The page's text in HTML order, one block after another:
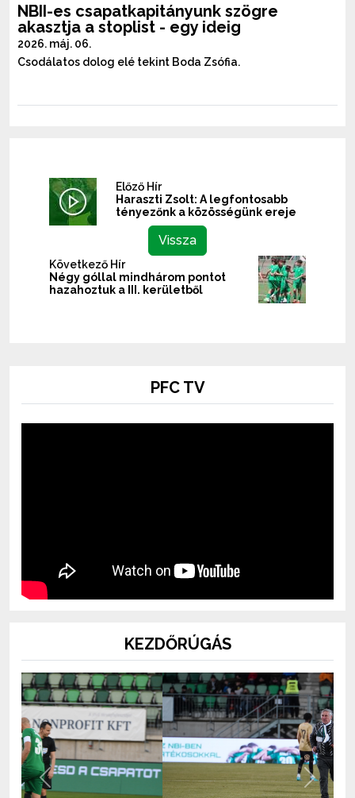
NBII-es csapatkapitányunk szögre
akasztja a stoplist - egy ideig
2026. máj. 06.
Csodálatos dolog elé tekint Boda Zsófia.
Előző Hír
Haraszti Zsolt: A legfontosabb
tényezőnk a közösségünk ereje
Vissza
Következő Hír
Négy góllal mindhárom pontot
hazahoztuk a III. kerületből
PFC TV
KEZDŐRÚGÁS
Previous Next